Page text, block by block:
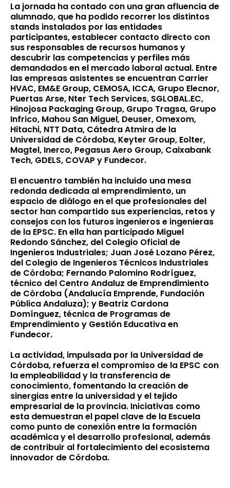
La jornada ha contado con una gran afluencia de
alumnado, que ha podido recorrer los distintos
stands instalados por las entidades
participantes, establecer contacto directo con
sus responsables de recursos humanos y
descubrir las competencias y perfiles más
demandados en el mercado laboral actual. Entre
las empresas asistentes se encuentran Carrier
HVAC, EM&E Group, CEMOSA, ICCA, Grupo Elecnor,
Puertas Arse, Nter Tech Services, SGLOBAL.EC,
Hinojosa Packaging Group, Grupo Tragsa, Grupo
Infrico, Mahou San Miguel, Deuser, Omexom,
Hitachi, NTT Data, Cátedra Atmira de la
Universidad de Córdoba, Keyter Group, Eolter,
Magtel, Inerco, Pegasus Aero Group, Caixabank
Tech, GDELS, COVAP y Fundecor.
El encuentro también ha incluido una mesa
redonda dedicada al emprendimiento, un
espacio de diálogo en el que profesionales del
sector han compartido sus experiencias, retos y
consejos con los futuros ingenieros e ingenieras
de la EPSC. En ella han participado Miguel
Redondo Sánchez, del Colegio Oficial de
Ingenieros Industriales; Juan José Lozano Pérez,
del Colegio de Ingenieros Técnicos Industriales
de Córdoba; Fernando Palomino Rodríguez,
técnico del Centro Andaluz de Emprendimiento
de Córdoba (Andalucía Emprende, Fundación
Pública Andaluza); y Beatriz Cardona
Domínguez, técnica de Programas de
Emprendimiento y Gestión Educativa en
Fundecor.
La actividad, impulsada por la Universidad de
Córdoba, refuerza el compromiso de la EPSC con
la empleabilidad y la transferencia de
conocimiento, fomentando la creación de
sinergias entre la universidad y el tejido
empresarial de la provincia. Iniciativas como
esta demuestran el papel clave de la Escuela
como punto de conexión entre la formación
académica y el desarrollo profesional, además
de contribuir al fortalecimiento del ecosistema
innovador de Córdoba.